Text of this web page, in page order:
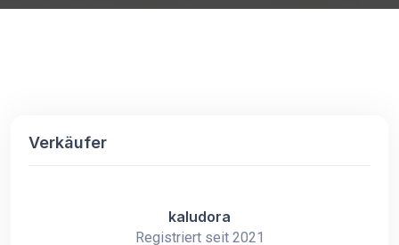
Verkäufer
kaludora
Registriert seit 2021